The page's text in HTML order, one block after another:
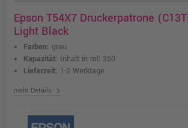
Epson T54X7 Druckerpatrone
Light Black
Farben: grau
Kapazität: Inhalt in ml: 350
Lieferzeit: 1-2 Werktage
mehr Details chevron_right